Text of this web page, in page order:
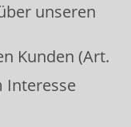
unseren
Kunden (Art.
Interesse